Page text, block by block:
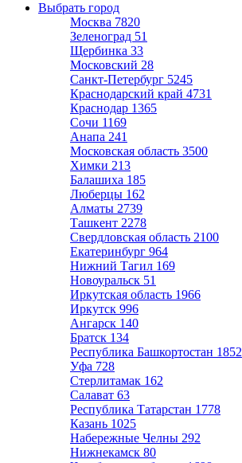
Выбрать город
Москва 7820
Зеленоград 51
Щербинка 33
Московский 28
Санкт-Петербург 5245
Краснодарский край 4731
Краснодар 1365
Сочи 1169
Анапа 241
Московская область 3500
Химки 213
Балашиха 185
Люберцы 162
Алматы 2739
Ташкент 2278
Свердловская область 2100
Екатеринбург 964
Нижний Тагил 169
Новоуральск 51
Иркутская область 1966
Иркутск 996
Ангарск 140
Братск 134
Республика Башкортостан 1852
Уфа 728
Стерлитамак 162
Салават 63
Республика Татарстан 1778
Казань 1025
Набережные Челны 292
Нижнекамск 80